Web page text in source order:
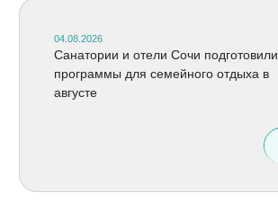
04.08.2026
Санатории и отели Сочи подготовили
программы для семейного отдыха в
августе